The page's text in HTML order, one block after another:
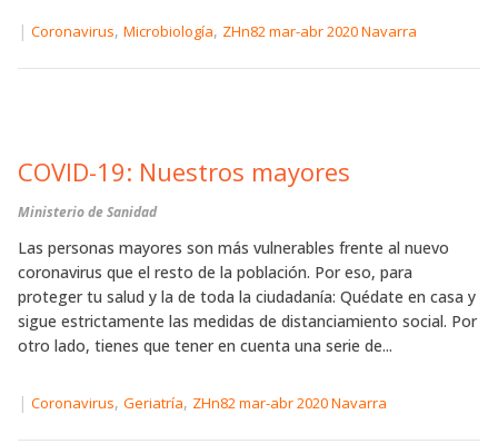
| Coronavirus, Microbiología, ZHn82 mar-abr 2020 Navarra
COVID-19: Nuestros mayores
Ministerio de Sanidad
Las personas mayores son más vulnerables frente al nuevo
coronavirus que el resto de la población. Por eso, para
proteger tu salud y la de toda la ciudadanía: Quédate en casa y
sigue estrictamente las medidas de distanciamiento social. Por
otro lado, tienes que tener en cuenta una serie de...
| Coronavirus, Geriatría, ZHn82 mar-abr 2020 Navarra